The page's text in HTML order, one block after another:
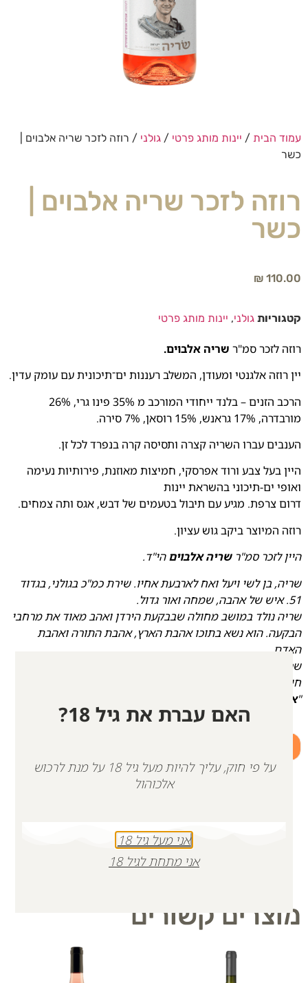
עמוד הבית / יינות מותג פרטי / גולני / רוזה לזכר שריה אלבוים |
כשר
רוזה לזכר שריה אלבוים |
כשר
₪ 110.00
קטגוריות גולני, יינות מותג פרטי
רוזה לזכר סמ"ר שריה אלבוים.
יין רוזה אלגנטי ומעודן, המשלב רעננות ים־תיכונית עם עומק עדין.
הרכב הזנים – בלנד ייחודי המורכב מ 35% פינו גרי, 26%
מורבדרה, 17% גראנש, 15% רוסאן, 7% סירה.
הענבים עברו השריה קצרה ותסיסה קרה בנפרד לכל זן.
היין בעל צבע ורוד אפרסקי, חמיצות מאוזנת, פירותיות נעימה
ואופי ים-תיכוני בהשראת יינות
דרום צרפת. מגיע עם תיבול בטעמים של דבש, אגס ותה צמחים.
רוזה המיוצר ביקב גוש עציון.
היין לזכר סמ"רשריה אלבויםהי"ד.
שריה, בן לשי ויעל ואח לארבעת אחיו. שירת כמ"כ בגולני, בגדוד
51. איש של אהבה, שמחה ואור גדול.
שריה נולד במושב מחולה שבבקעת הירדן ואהב מאוד את מרחבי
הבקעה. הוא נשא בתוכו אהבת הארץ, אהבת התורה ואהבת
האדם.
שריה אהב את חבריו הרבים, על מגוון דעותיהם, אהבת נפש.
חיבורים ואחדות היו חשובים מאוד עבורו.
"אם כולנו נבוא מעמדה אוהבת,
הוספה לסל
מוצרים קשורים
האם עברת את גיל 18?
על פי חוק, עליך להיות מעל גיל 18 על מנת לרכוש
אלכוהול
אני מעל גיל 18
אני מתחת לגיל 18